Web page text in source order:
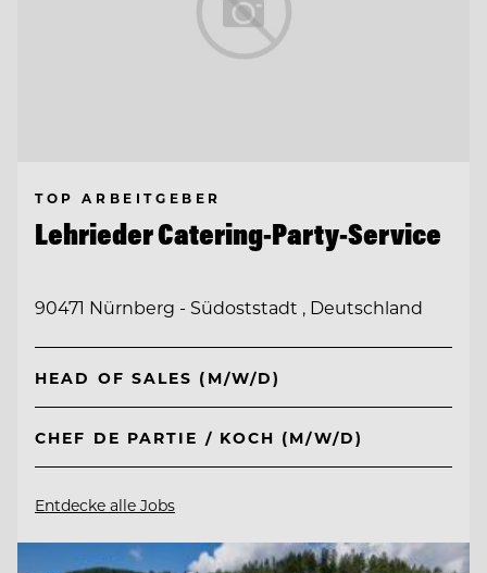
TOP ARBEITGEBER
Lehrieder Catering-Party-Service
90471 Nürnberg - Südoststadt , Deutschland
HEAD OF SALES (M/W/D)
CHEF DE PARTIE / KOCH (M/W/D)
Entdecke alle Jobs